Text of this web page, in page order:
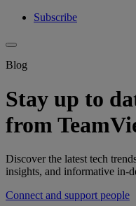
Subscribe
Blog
Stay up to
from
Discover the latest tech
insights, and informative in-
Connect and support people